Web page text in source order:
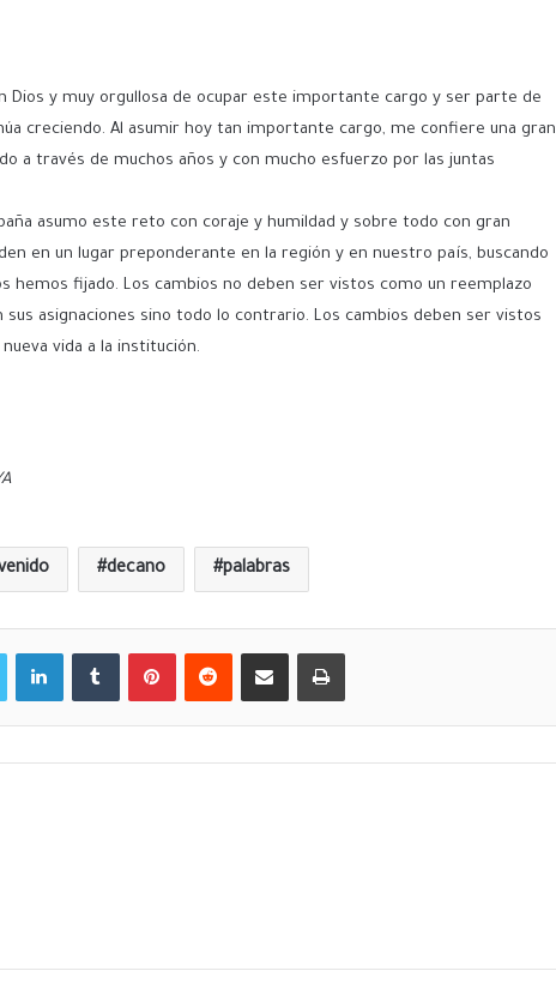
Dios y muy orgullosa de ocupar este importante cargo y ser parte de
creciendo. Al asumir hoy tan importante cargo, me confiere una gran
a través de muchos años y con mucho esfuerzo por las juntas
asumo este reto con coraje y humildad y sobre todo con gran
en un lugar preponderante en la región y en nuestro país, buscando
hemos fijado. Los cambios no deben ser vistos como un reemplazo
asignaciones sino todo lo contrario. Los cambios deben ser vistos
vida a la institución.
decano palabras
LinkedIn Tumblr Pinterest Reddit Compartir por correo electrónico Imprimir